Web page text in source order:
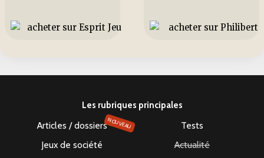
Les rubriques principales
Articles / dossiersNOUVEAU
Tests
Jeux de société
Actualité